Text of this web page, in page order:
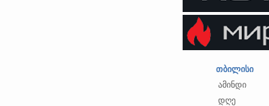
თბილისი
ამინდი
დღე